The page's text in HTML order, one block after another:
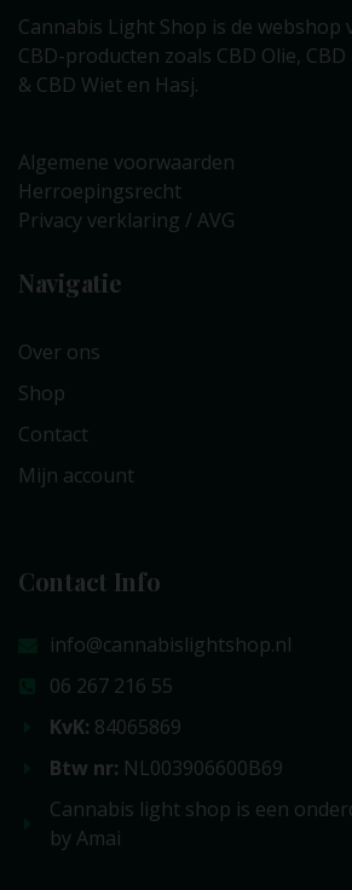
Cannabis Light Shop is de webshop
CBD-producten zoals CBD Olie, CBD
& CBD Wiet en Hasj.
Algemene voorwaarden
Herroepingsrecht
Privacy verklaring / AVG
Navigatie
Over ons
Shop
Contact
Mijn account
Contact Info
info@cannabislightshop.nl
06 267 216 55
KvK: 84065869
Btw nr: NL003906600B69
Cannabis light shop is een
by Amai